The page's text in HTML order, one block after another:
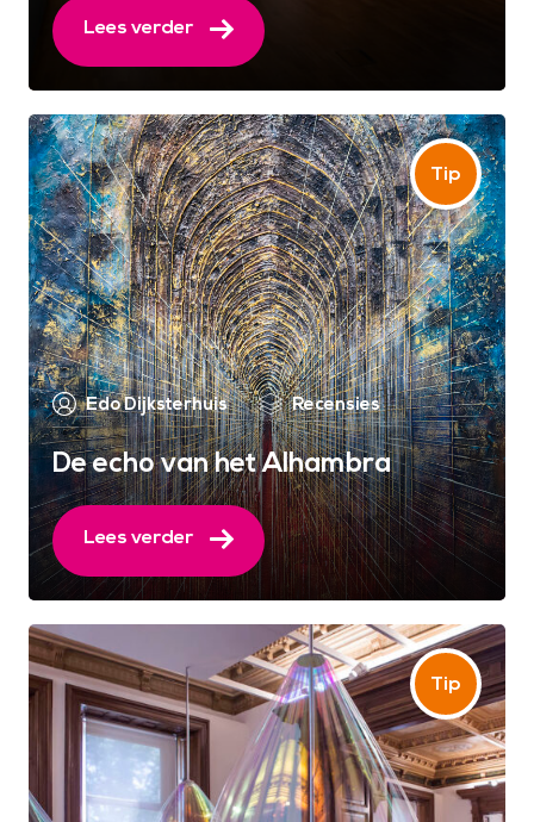
Lees verder
Edo Dijksterhuis Recensies
De echo van het Alhambra
Lees verder